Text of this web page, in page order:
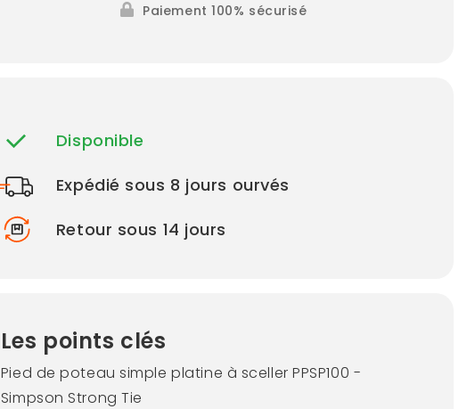
Paiement 100% sécurisé
Disponible
Expédié sous 8 jours ourvés
Retour sous 14 jours
Les points clés
Pied de poteau simple platine à sceller PPSP100 -
Simpson Strong Tie